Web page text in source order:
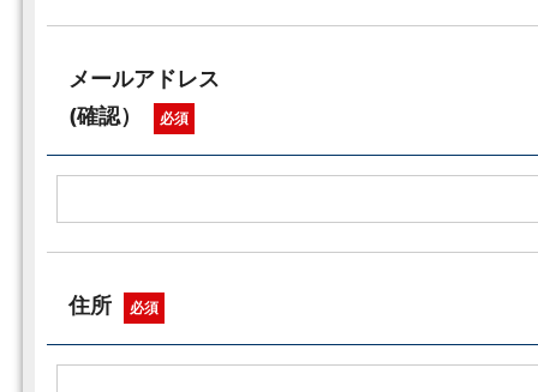
メールアドレス
(確認）
必須
住所 必須